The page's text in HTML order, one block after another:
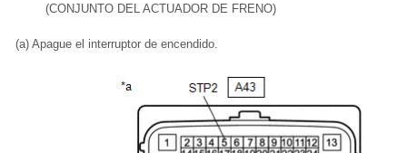
(CONJUNTO DEL ACTUADOR DE FRENO)
(a) Apague el interruptor de encendido.